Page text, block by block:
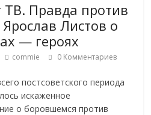
ТВ. Правда против
Листов о
— героях
commie 0 Комментариев
постсоветского периода
искаженное
о боровшемся против